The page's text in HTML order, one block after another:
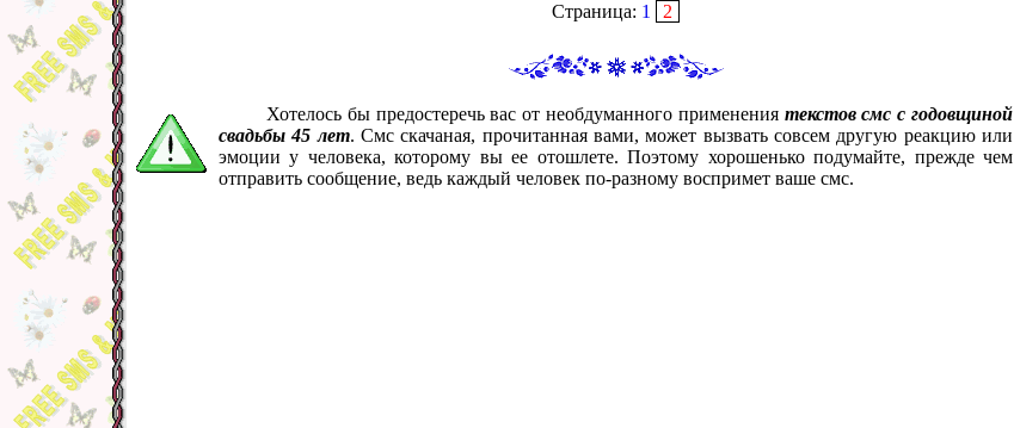
Страница: 1 2
Хотелось бы предостеречь вас от необдуманного применения текстов смс с годовщиной
свадьбы 45 лет. Смс скачаная, прочитанная вами, может вызвать совсем другую реакцию или
эмоции у человека, которому вы ее отошлете. Поэтому хорошенько подумайте, прежде чем
отправить сообщение, ведь каждый человек по-разному воспримет ваше смс.